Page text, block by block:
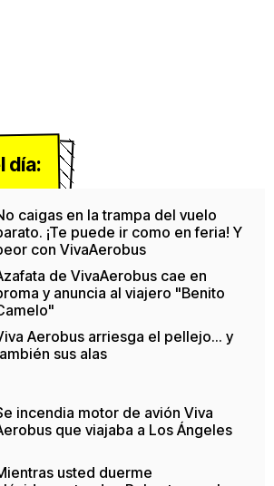
día:
caigas en la trampa del vuelo
¡Te puede ir como en feria! Y
con VivaAerobus
de VivaAerobus cae en
y anuncia al viajero "Benito
Aerobus arriesga el pellejo... y
sus alas
incendia motor de avión Viva
que viajaba a Los Ángeles
usted duerme